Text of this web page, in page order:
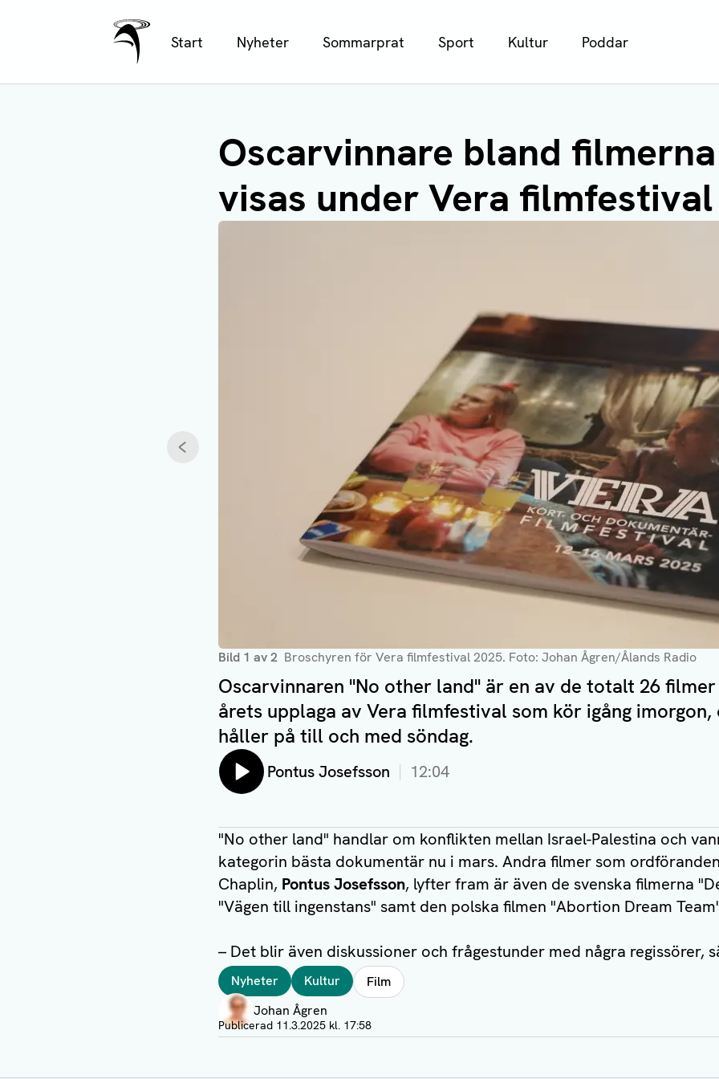
Ålands Radio & TV
Start Nyheter Sommarprat Sport Kultur Poddar
Oscarvinnare bland
visas under Vera filmfestival
Bild 1 av2 Broschyren för Vera filmfestival 2025. Foto: Johan Ågren/Ålands Radio
Föregående
Oscarvinnaren "No other land" är en av de totalt 26
årets upplaga av Vera filmfestival som kör igång imorgon,
håller på till och med söndag.
Lyssna på:
Pontus Josefsson 12:04
"No other land" handlar om konflikten mellan Israel-Palestina och
kategorin bästa dokumentär nu i mars. Andra filmer som
Chaplin, Pontus Josefsson, lyfter fram är även de svenska filmerna
"Vägen till ingenstans" samt den polska filmen "Abortion Dream
– Det blir även diskussioner och frågestunder med några regissörer,
TaggarNyheter Kultur Film
Författare
Johan Ågren
Visa profil
Publicerad 11.3.2025 kl. 17:58